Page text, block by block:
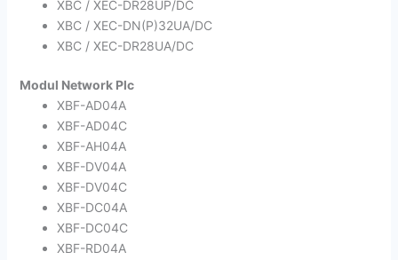
XBC / XEC-DR28UP/DC
XBC / XEC-DN(P)32UA/DC
XBC / XEC-DR28UA/DC
Modul Network Plc
XBF-AD04A
XBF-AD04C
XBF-AH04A
XBF-DV04A
XBF-DV04C
XBF-DC04A
XBF-DC04C
XBF-RD04A